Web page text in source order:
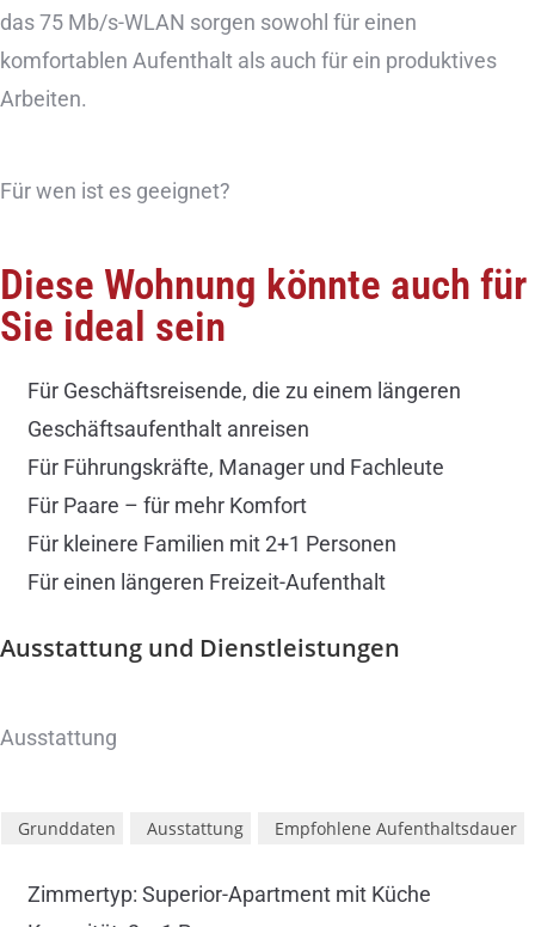
das 75 Mb/s-WLAN sorgen sowohl für einen
komfortablen Aufenthalt als auch für ein produktives
Arbeiten.
Für wen ist es geeignet?
Diese Wohnung könnte auch für
Sie ideal sein
Für Geschäftsreisende, die zu einem längeren
Geschäftsaufenthalt anreisen
Für Führungskräfte, Manager und Fachleute
Für Paare – für mehr Komfort
Für kleinere Familien mit 2+1 Personen
Für einen längeren Freizeit-Aufenthalt
Ausstattung und Dienstleistungen
Ausstattung
Grunddaten Ausstattung Empfohlene Aufenthaltsdauer
Zimmertyp: Superior-Apartment mit Küche